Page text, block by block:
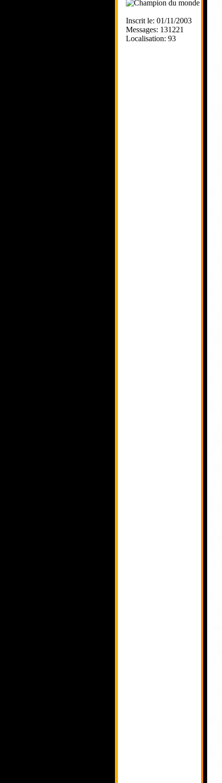
Inscrit le: 01/11/2003
Messages: 131221
Localisation: 93